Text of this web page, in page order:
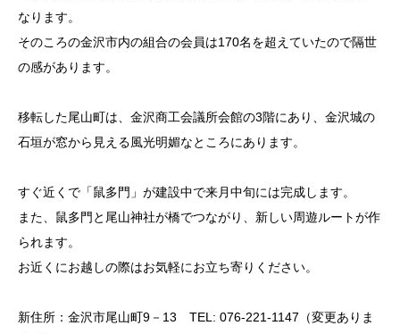
なります。
そのころの金沢市内の組合の会員は170名を超えていたので隔世
の感があります。
移転した尾山町は、金沢商工会議所会館の3階にあり、金沢城の
石垣が窓から見える風光明媚なところにあります。
すぐ近くで「鼠多門」が建設中で来月中旬には完成します。
また、鼠多門と尾山神社が橋でつながり、新しい周遊ルートが作
られます。
お近くにお越しの際はお気軽にお立ち寄りください。
新住所：金沢市尾山町9－13 TEL: 076-221-1147（変更ありま